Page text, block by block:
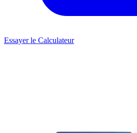
Essayer le Calculateur